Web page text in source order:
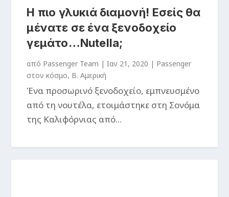
Η πιο γλυκιά διαμονή! Εσείς θα
μένατε σε ένα ξενοδοχείο
γεμάτο…Nutella;
από Passenger Team |Ιαν 21, 2020 | Passenger
στον κόσμο, Β. Αμερική
Ένα προσωρινό ξενοδοχείο, εμπνευσμένο
από τη νουτέλα, ετοιμάστηκε στη Σονόμα
της Καλιφόρνιας από...